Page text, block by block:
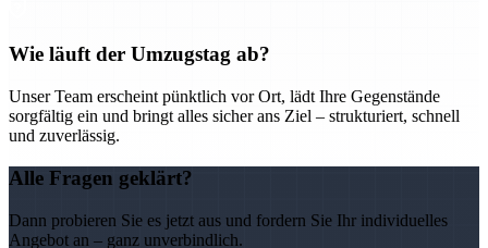
Wie läuft der Umzugstag ab?
Unser Team erscheint pünktlich vor Ort, lädt Ihre Gegenstände
sorgfältig ein und bringt alles sicher ans Ziel – strukturiert, schnell
und zuverlässig.
Alle Fragen geklärt?
Dann probieren Sie es jetzt aus und fordern Sie Ihr individuelles
Angebot an – ganz unverbindlich.